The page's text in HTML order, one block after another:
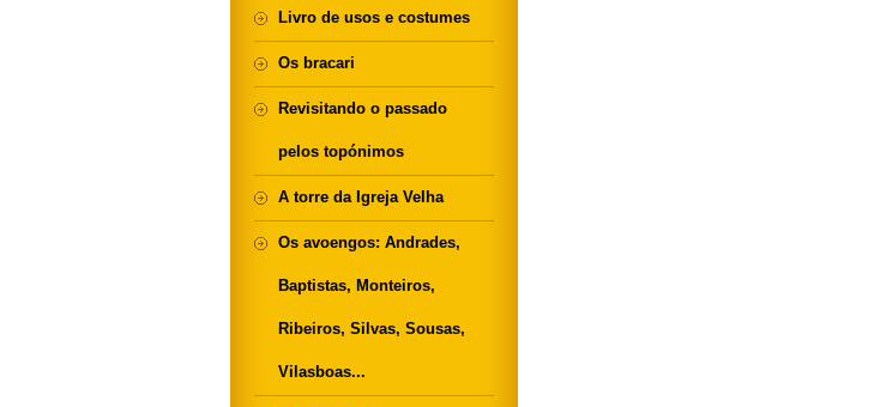
Livro de usos e costumes
Os bracari
Revisitando o passado
pelos topónimos
A torre da Igreja Velha
Os avoengos: Andrades,
Baptistas, Monteiros,
Ribeiros, Silvas, Sousas,
Vilasboas...